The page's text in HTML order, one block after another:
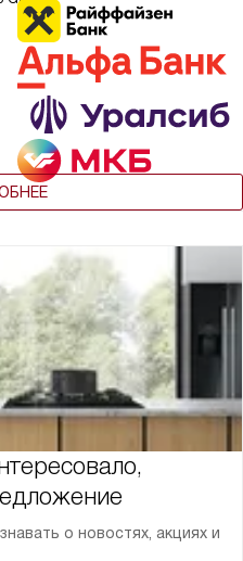
о новостях, акциях и